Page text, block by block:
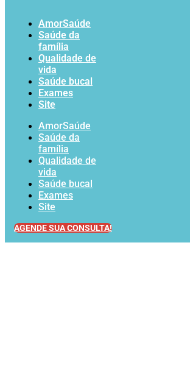
AmorSaúde
Saúde da
família
Qualidade de
vida
Saúde bucal
Exames
Site
AmorSaúde
Saúde da
família
Qualidade de
vida
Saúde bucal
Exames
Site
AGENDE SUA CONSULTA!